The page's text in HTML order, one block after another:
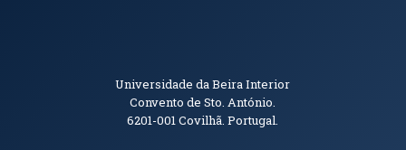
Informações de Contacto
Universidade da Beira Interior
Convento de Sto. António.
6201-001Covilhã. Portugal.